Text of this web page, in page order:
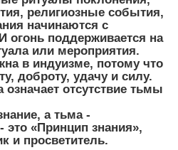
религиозные события,
начинаются с
огонь поддерживается на
или мероприятия.
в индуизме, потому что
доброту, удачу и силу.
означает отсутствие тьмы
а тьма -
это «Принцип знания»,
и просветитель.